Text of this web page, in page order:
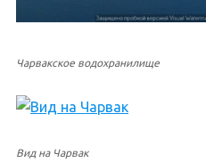
Чарвакское водохранилище
Вид на Чарвак